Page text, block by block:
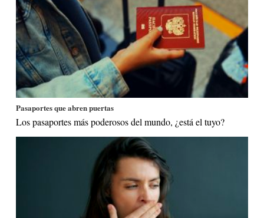
Pasaportes que abren puertas
Los pasaportes más poderosos del mundo, ¿está el tuyo?